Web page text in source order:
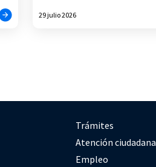
29 julio 2026
Trámites
Atención ciudadana
Empleo